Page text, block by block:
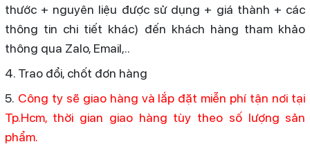
thước + nguyên liệu được sử dụng + giá thành + các
thông tin chi tiết khác) đến khách hàng tham khảo
thông qua Zalo, Email,..
4. Trao đổi, chốt đơn hàng
5. Công ty sẽ giao hàng và lắp đặt miễn phí tận nơi tại
Tp.Hcm, thời gian giao hàng tùy theo số lượng sản
phẩm.